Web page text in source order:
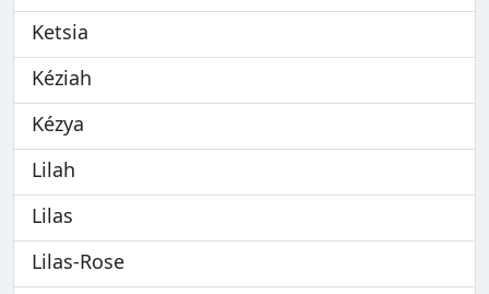
Ketsia
Kéziah
Kézya
Lilah
Lilas
Lilas-Rose